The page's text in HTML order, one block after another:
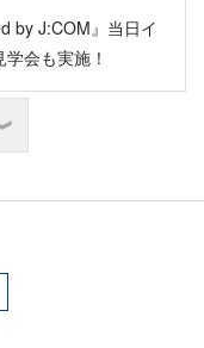
by J:COM』当日イ
会も実施！